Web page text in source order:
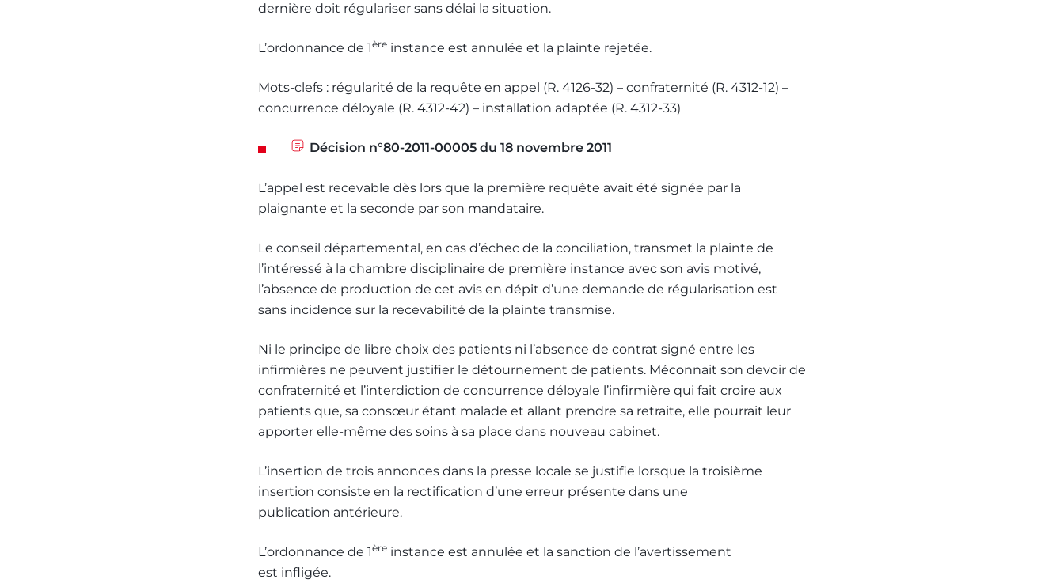
dernière doit régulariser sans délai la situation.
L’ordonnance de 1ère instance est annulée et la plainte rejetée.
Mots-clefs : régularité de la requête en appel (R. 4126-32) – confraternité (R. 4312-12) –
concurrence déloyale (R. 4312-42) – installation adaptée (R. 4312-33)
Décision n°80-2011-00005 du 18 novembre 2011
L’appel est recevable dès lors que la première requête avait été signée par la
plaignante et la seconde par son mandataire.
Le conseil départemental, en cas d’échec de la conciliation, transmet la plainte de
l’intéressé à la chambre disciplinaire de première instance avec son avis motivé,
l’absence de production de cet avis en dépit d’une demande de régularisation est
sans incidence sur la recevabilité de la plainte transmise.
Ni le principe de libre choix des patients ni l’absence de contrat signé entre les
infirmières ne peuvent justifier le détournement de patients. Méconnait son devoir de
confraternité et l’interdiction de concurrence déloyale l’infirmière qui fait croire aux
patients que, sa consœur étant malade et allant prendre sa retraite, elle pourrait leur
apporter elle-même des soins à sa place dans nouveau cabinet.
L’insertion de trois annonces dans la presse locale se justifie lorsque la troisième
insertion consiste en la rectification d’une erreur présente dans une
publication antérieure.
L’ordonnance de 1ère instance est annulée et la sanction de l’avertissement
est infligée.